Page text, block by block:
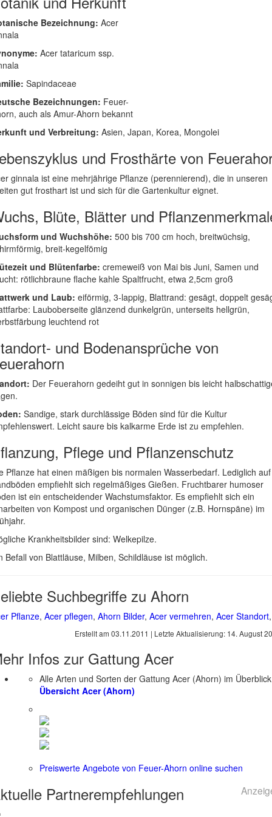
Bezeichnung: Acer
Acer tataricum ssp.
Sapindaceae
Bezeichnungen: Feuer-
auch als Amur-Ahorn bekannt
und Verbreitung: Asien, Japan, Korea, Mongolei
und Frosthärte von
ginnala ist eine mehrjährige Pflanze (perennierend), die in unseren
gut frosthart ist und sich für die Gartenkultur eignet.
Blüte, Blätter und
und Wuchshöhe: 500 bis 700 cm hoch, breitwüchsig,
breit-kegelfömig
und Blütenfarbe: cremeweiß von Mai bis Juni, Samen und
rötlichbraune flache kahle Spaltfrucht, etwa 2,5cm groß
und Laub: eiförmig, 3-lappig, Blattrand: gesägt, doppelt
Lauboberseite glänzend dunkelgrün, unterseits hellgrün,
leuchtend rot
und Bodenansprüche von
Der Feuerahorn gedeiht gut in sonnigen bis leicht
Sandige, stark durchlässige Böden sind für die Kultur
Leicht saure bis kalkarme Erde ist zu empfehlen.
Pflege und Pflanzenschutz
Pflanze hat einen mäßigen bis normalen Wasserbedarf. Lediglich auf
empfiehlt sich regelmäßiges Gießen. Fruchtbarer humoser
ist ein entscheidender Wachstumsfaktor. Es empfiehlt sich ein
von Kompost und organischen Dünger (z.B. Hornspäne) im
Krankheitsbilder sind: Welkepilze.
Befall von Blattläuse, Milben, Schildläuse ist möglich.
Suchbegriffe zu Ahorn
Pflanze, Acer pflegen, Ahorn Bilder, Acer vermehren, Acer Standort,
Erstellt am 03.11.2011 | Letzte Aktualisierung: 14. August
Infos zur Gattung Acer
Alle Arten und Sorten der Gattung Acer (Ahorn) im
Übersicht Acer (Ahorn)
Preiswerte Angebote von Feuer-Ahorn online suchen
Partnerempfehlungen